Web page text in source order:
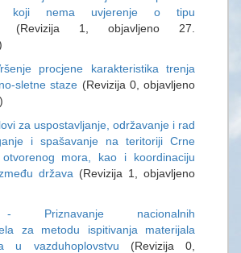
koji nema uvjerenje o tipu
(Revizija 1, objavljeno 27.
procjene karakteristika trenja
sletne staze (Revizija 0, objavljeno
za uspostavljanje, održavanje i rad
i spašavanje na teritoriji Crne
mora, kao i koordinaciju
država (Revizija 1, objavljeno
Priznavanje nacionalnih
za metodu ispitivanja materijala
u vazduhoplovstvu (Revizija 0,